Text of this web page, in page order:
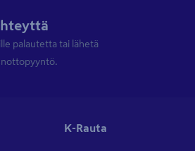
palautetta tai lähetä
K-Rauta